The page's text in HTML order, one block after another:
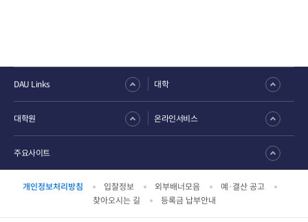
개인정보처리방침 입찰정보 외부배너모음
예·결산 공고
찾아오시는 길
등록금 납부안내
DAU Links 대학
대학원 온라인서비스
주요사이트